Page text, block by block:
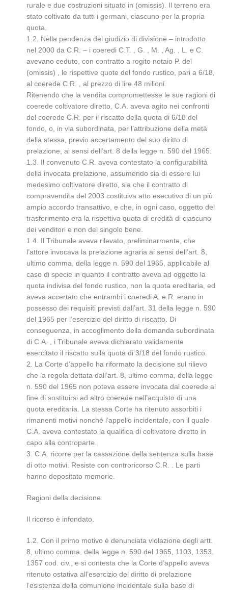
rurale e due costruzioni situato in (omissis). Il terreno era
stato coltivato da tutti i germani, ciascuno per la propria
quota.
1.2. Nella pendenza del giudizio di divisione – introdotto
nel 2000 da C.R. – i coeredi C.T. , G. , M. , Ag. , L. e C.
avevano ceduto, con contratto a rogito notaio P. del
(omissis) , le rispettive quote del fondo rustico, pari a 6/18,
al coerede C.R. , al prezzo di lire 48 milioni.
Ritenendo che la vendita compromettesse le sue ragioni di
coerede coltivatore diretto, C.A. aveva agito nei confronti
del coerede C.R. per il riscatto della quota di 6/18 del
fondo, o, in via subordinata, per l’attribuzione della metà
della stessa, previo accertamento del suo diritto di
prelazione, ai sensi dell’art. 8 della legge n. 590 del 1965.
1.3. Il convenuto C.R. aveva contestato la configurabilità
della invocata prelazione, assumendo sia di essere lui
medesimo coltivatore diretto, sia che il contratto di
compravendita del 2003 costituiva atto esecutivo di un più
ampio accordo transattivo, e che, in ogni caso, oggetto del
trasferimento era la rispettiva quota di eredità di ciascuno
dei venditori e non del singolo bene.
1.4. Il Tribunale aveva rilevato, preliminarmente, che
l’attore invocava la prelazione agraria ai sensi dell’art. 8,
ultimo comma, della legge n. 590 del 1965, applicabile al
caso di specie in quanto il contratto aveva ad oggetto la
quota indivisa del fondo rustico, non la quota ereditaria, ed
aveva accertato che entrambi i coeredi A. e R. erano in
possesso dei requisiti previsti dall’art. 31 della legge n. 590
del 1965 per l’esercizio del diritto di riscatto. Di
conseguenza, in accoglimento della domanda subordinata
di C.A. , i Tribunale aveva dichiarato validamente
esercitato il riscatto sulla quota di 3/18 del fondo rustico.
2. La Corte d’appello ha riformato la decisione sul rilievo
che la regola dettata dall’art. 8, ultimo comma, della legge
n. 590 del 1965 non poteva essere invocata dal coerede al
fine di sostituirsi ad altro coerede nell’acquisto di una
quota ereditaria. La stessa Corte ha ritenuto assorbiti i
rimanenti motivi nonché l’appello incidentale, con il quale
C.A. aveva contestato la qualifica di coltivatore diretto in
capo alla controparte.
3. C.A. ricorre per la cassazione della sentenza sulla base
di otto motivi. Resiste con controricorso C.R. . Le parti
hanno depositato memorie.
Ragioni della decisione
Il ricorso è infondato.
1.2. Con il primo motivo è denunciata violazione degli artt.
8, ultimo comma, della legge n. 590 del 1965, 1103, 1353.
1357 cod. civ., e si contesta che la Corte d’appello aveva
ritenuto ostativa all’esercizio del diritto di prelazione
l’esistenza della comunione incidentale sulla base di